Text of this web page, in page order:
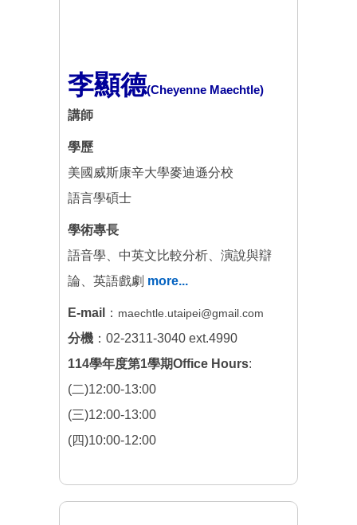
李顯德(Cheyenne Maechtle)
講師
學歷
美國威斯康辛大學麥迪遜分校
語言學碩士
學術專長
語音學、中英文比較分析、演說與辯
論、英語戲劇 more...
E-mail ： maechtle.utaipei@gmail.com
分機 ：02-2311-3040 ext.4990
114學年度第1學期Office Hours:
(二)12:00-13:00
(三)12:00-13:00
(四)10:00-12:00